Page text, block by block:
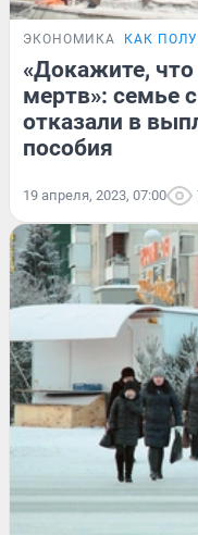
ЭКОНОМИКА КАК
«Докажите,
мертв»: семье
отказали в
пособия
19 апреля, 2023, 07:00